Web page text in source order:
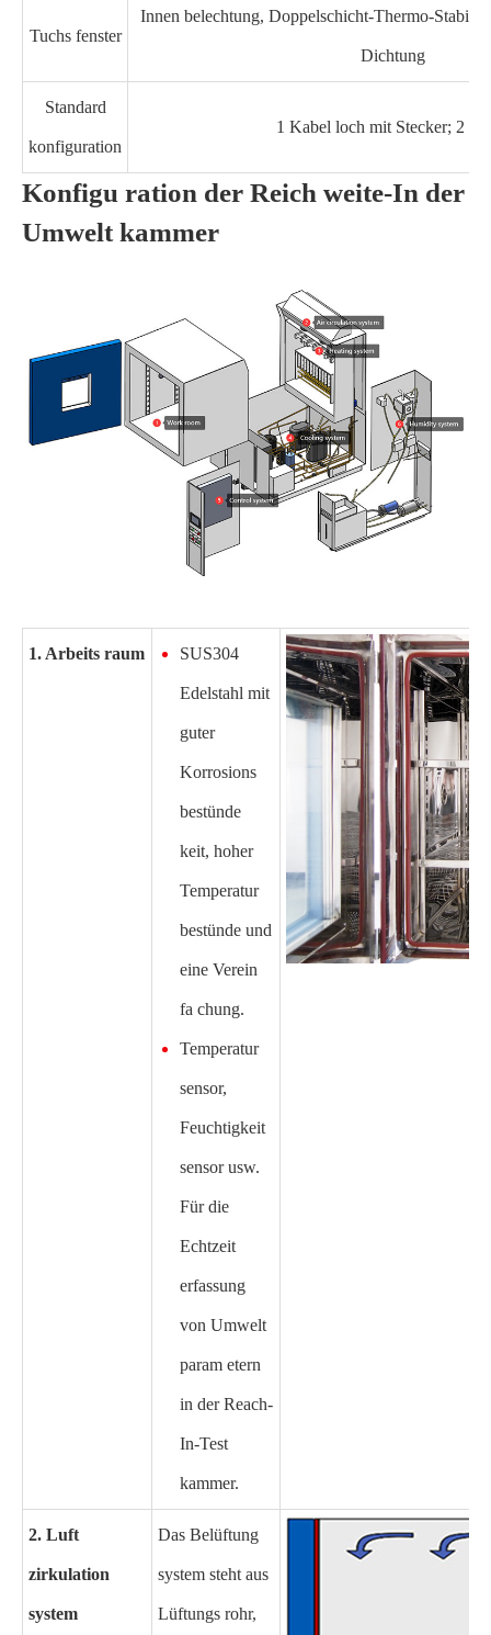
Tuchs fenster
Innen belechtung, Doppelschicht-Thermo-
Dichtung
Standard
konfiguration
1 Kabel loch mit Stecker; 2
Konfigu ration der Reich weite-In der
Umwelt kammer
1. Arbeits raum SUS304
Edelstahl mit
guter
Korrosions
bestünde
keit, hoher
Temperatur
bestünde und
eine Verein
fa chung.
Temperatur
sensor,
Feuchtigkeit
sensor usw.
Für die
Echtzeit
erfassung
von Umwelt
param etern
in der Reach-
In-Test
kammer.
2. Luft
zirkulation
system
Das Belüftung
system steht aus
Lüftungs rohr,